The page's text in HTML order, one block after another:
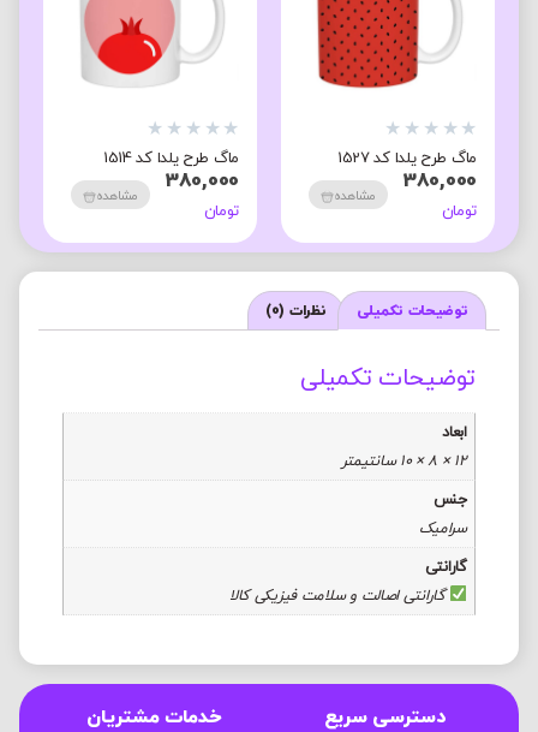
★
★
★
★
★
ماگ طرح یلدا کد 1527
380,000
تومان
مشاهده
★
★
★
★
★
ماگ طرح یلدا کد 1514
380,000
تومان
مشاهده
توضیحات تکمیلی نظرات (0)
توضیحات تکمیلی
ابعاد
12 × 8 × 10 سانتیمتر
جنس
سرامیک
گارانتی
گارانتی اصالت و سلامت فیزیکی کالا
دسترسی سریع خدمات مشتریان